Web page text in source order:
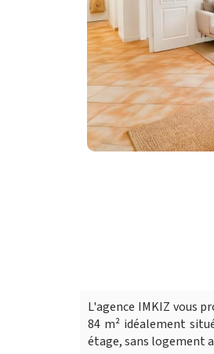
L'agence IMKIZ vous
84 m² idéalement
étage, sans logement